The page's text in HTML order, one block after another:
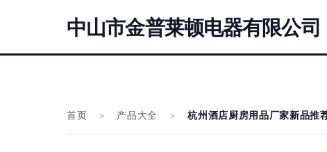
中山市金普莱顿电器有限公司
首页 > 产品大全 > 杭州酒店厨房用品厂家新品推